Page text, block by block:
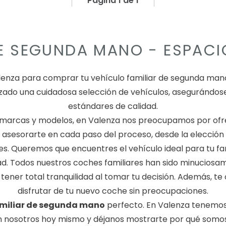
SEGUNDA MANO -
para comprar tu vehículo familiar de segunda
una cuidadosa selección de vehículos,
estándares de calidad.
y modelos, en Valenza nos preocupamos por
en cada paso del proceso, desde la
Queremos que encuentres el vehículo ideal para tu
Todos nuestros coches familiares han sido
total tranquilidad al tomar tu decisión. Además,
disfrutar de tu nuevo coche sin preocupaciones.
de segunda mano perfecto. En Valenza
hoy mismo y déjanos mostrarte por qué